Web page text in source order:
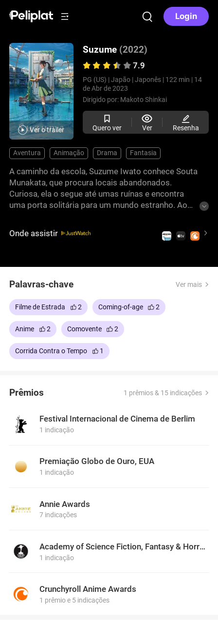
Login
Ver o trailer
Suzume (2022)
7.9
PG (US) | Japão | Japonês | 122 min | 14
de Abr de 2023
Dirigido por: Makoto Shinkai
Quero ver Ver Resenha
Aventura Animação Drama Fantasia
A caminho da escola, Suzume Iwato conhece Souta
Munakata, que procura locais abandonados.
Curiosa, ela o segue até umas ruínas e encontra
uma porta solitária para um mundo estranho. Ao
desastres no Japão. Com Souta, parte para fechar
todas as portas antes que a catástrofe aconteça.
Onde assistir
Palavras-chave Ver mais
Filme de Estrada 2 Coming-of-age 2
Anime 2 Comovente 2
Corrida Contra o Tempo 1
Prêmios 1 prêmios & 15 indicações
Festival Internacional de Cinema de Berlim
1 indicação
Premiação Globo de Ouro, EUA
1 indicação
Annie Awards
7 indicações
Academy of Science Fiction, Fantasy & Horror Films, USA
1 indicação
Crunchyroll Anime Awards
1 prêmio e 5 indicações